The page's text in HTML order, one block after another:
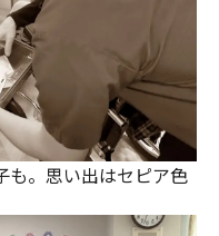
も。思い出はセピア色